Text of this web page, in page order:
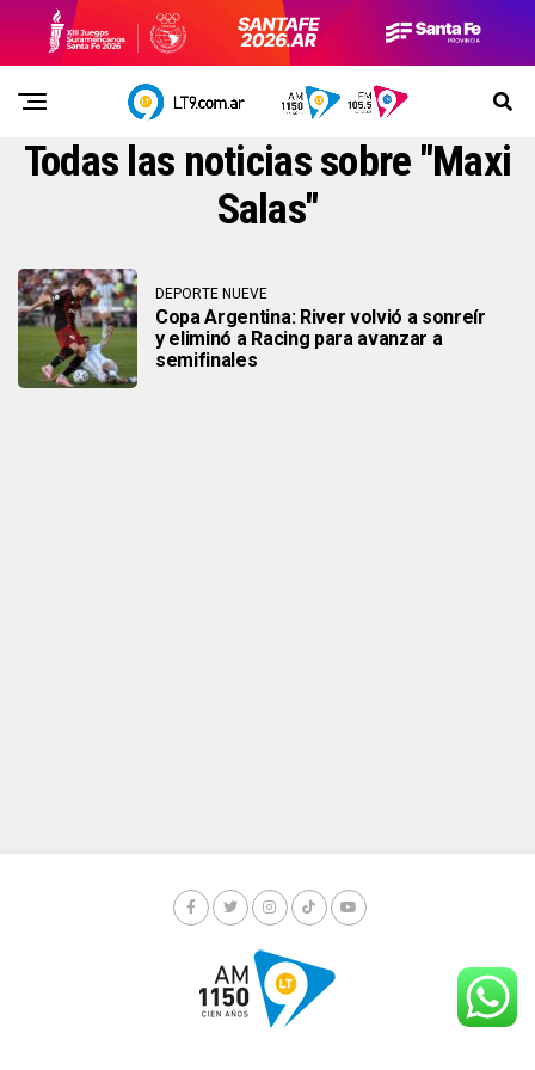
Todas las noticias sobre "Maxi
Salas"
DEPORTE NUEVE
Copa Argentina: River volvió a sonreír
y eliminó a Racing para avanzar a
semifinales